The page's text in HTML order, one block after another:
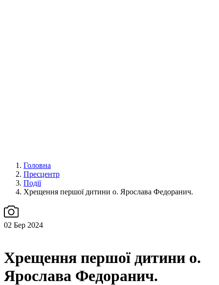
Головна
Пресцентр
Події
Хрещення першої дитини о. Ярослава Федоранич.
02 Бер 2024
Хрещення першої дитини о.
Ярослава Федоранич.